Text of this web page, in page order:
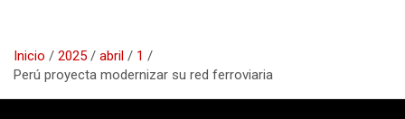
Inicio 2025 abril
1
Perú proyecta modernizar su red ferroviaria